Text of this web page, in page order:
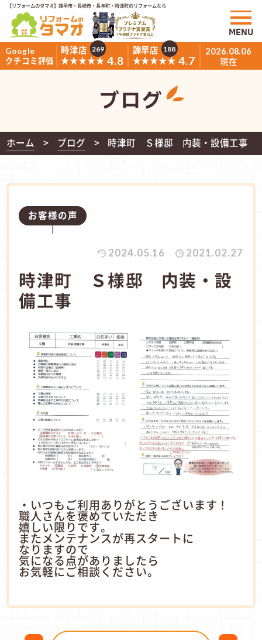
【リフォームのタマオ】諫早市・長崎市・長与町・時津町のリフォームなら
Google
クチコミ評価
時津店
★★★★★ 4.8
269
諫早店
★★★★★ 4.7
188 2026.08.06
現在
MENU
ブログ
ホーム ブログ 時津町 Ｓ様邸 内装・設備工事
お客様の声
2024.05.16 2021.02.27
時津町 Ｓ様邸 内装・設
備工事
・いつもご利用ありがとうございます！
職人さんを褒めていただき
嬉しい限りです。
またメンテナンスが再スタートに
なりますので
気になる点がありましたら
お気軽にご相談ください。